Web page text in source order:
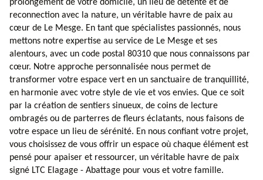
prolongement de votre domicile, un lieu de détente et de
reconnection avec la nature, un véritable havre de paix au
cœur de Le Mesge. En tant que spécialistes passionnés, nous
mettons notre expertise au service de Le Mesge et ses
alentours, avec un code postal 80310 que nous connaissons par
cœur. Notre approche personnalisée nous permet de
transformer votre espace vert en un sanctuaire de tranquillité,
en harmonie avec votre style de vie et vos envies. Que ce soit
par la création de sentiers sinueux, de coins de lecture
ombragés ou de parterres de fleurs éclatants, nous faisons de
votre espace un lieu de sérénité. En nous confiant votre projet,
vous choisissez de vous offrir un espace où chaque élément est
pensé pour apaiser et ressourcer, un véritable havre de paix
signé LTC Elagage - Abattage pour vous et votre famille.